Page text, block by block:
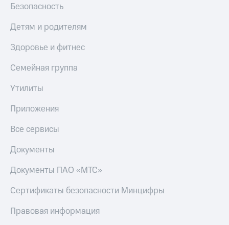
Безопасность
Детям и родителям
Здоровье и фитнес
Семейная группа
Утилиты
Приложения
Все сервисы
Документы
Документы ПАО «МТС»
Сертификаты безопасности Минцифры
Правовая информация